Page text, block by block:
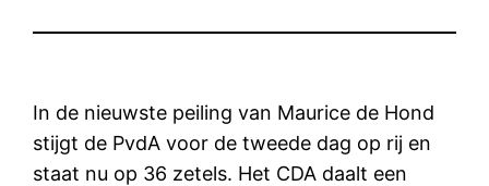
In de nieuwste peiling van Maurice de Hond
stijgt de PvdA voor de tweede dag op rij en
staat nu op 36 zetels. Het CDA daalt een